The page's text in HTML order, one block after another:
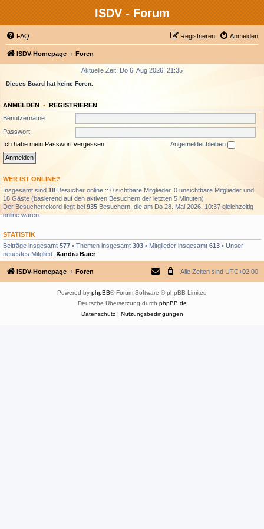
ISDV - Forum
FAQ Anmelden
Registrieren
ISDV-Homepage Foren
Aktuelle Zeit: Do 6. Aug 2026, 21:35
Dieses Board hat keine Foren.
ANMELDEN • REGISTRIEREN
Benutzername:
Passwort:
Ich habe mein Passwort vergessen
Angemeldet bleiben
WER IST ONLINE?
Insgesamt sind 18 Besucher online :: 0 sichtbare Mitglieder, 0 unsichtbare Mitglieder und
18 Gäste (basierend auf den aktiven Besuchern der letzten 5 Minuten)
Der Besucherrekord liegt bei 935 Besuchern, die am Do 28. Mai 2026, 10:37 gleichzeitig
online waren.
STATISTIK
Beiträge insgesamt 577 • Themen insgesamt 303 • Mitglieder insgesamt 613 • Unser
neuestes Mitglied: Xandra Baier
ISDV-Homepage Foren Alle Zeiten sind UTC+02:00
Powered by phpBB® Forum Software © phpBB Limited
Deutsche Übersetzung durch phpBB.de
Datenschutz| Nutzungsbedingungen